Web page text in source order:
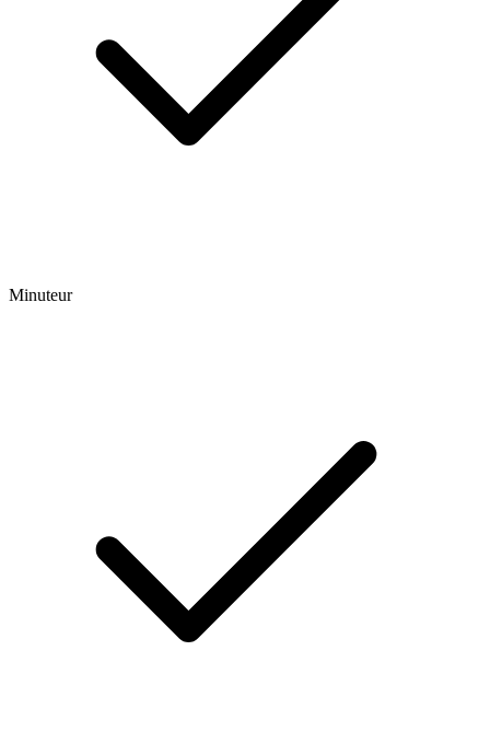
Minuteur